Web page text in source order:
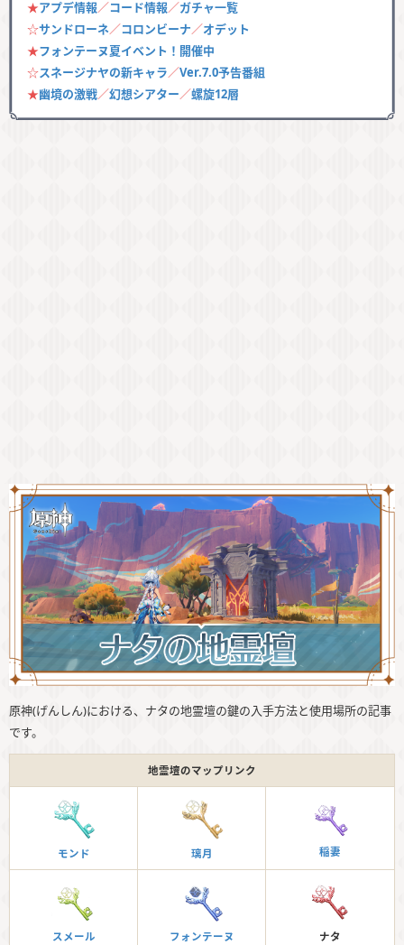
★アプデ情報／コード情報／ガチャ一覧
☆サンドローネ／コロンビーナ／オデット
★フォンテーヌ夏イベント！開催中
☆スネージナヤの新キャラ／Ver.7.0予告番組
★幽境の激戦／幻想シアター／螺旋12層
原神(げんしん)における、ナタの地霊壇の鍵の入手方法と使用場所の記事
です。
地霊壇のマップリンク
モンド 璃月 稲妻
スメール フォンテーヌ ナタ